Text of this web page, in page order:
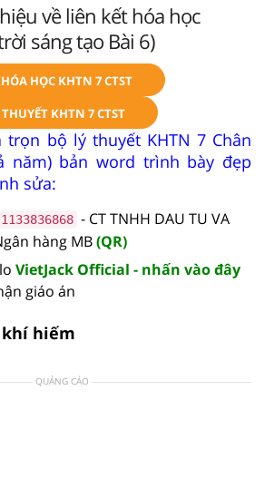
về liên kết hóa học
sáng tạo Bài 6)
HỌC KHTN 7 CTST
KHTN 7 CTST
trọn bộ lý thuyết KHTN 7 Chân
năm) bản word trình bày đẹp
sửa:
1133836868 - CT TNHH DAU TU VA
hàng MB(QR)
VietJack Official - nhấn vào đây
giáo án
hiếm
QUẢNG CÁO